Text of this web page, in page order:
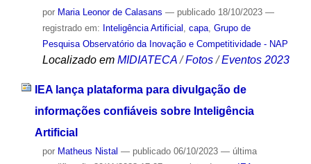
por Maria Leonor de Calasans — publicado18/10/2023 —
registrado em: Inteligência Artificial capa, Grupo de
Pesquisa Observatório da Inovação e Competitividade - NAP
Localizado em MIDIATECA /Fotos /Eventos 2023
IEA lança plataforma para divulgação de
informações confiáveis sobre Inteligência
Artificial
por Matheus Nistal — publicado06/10/2023 — última